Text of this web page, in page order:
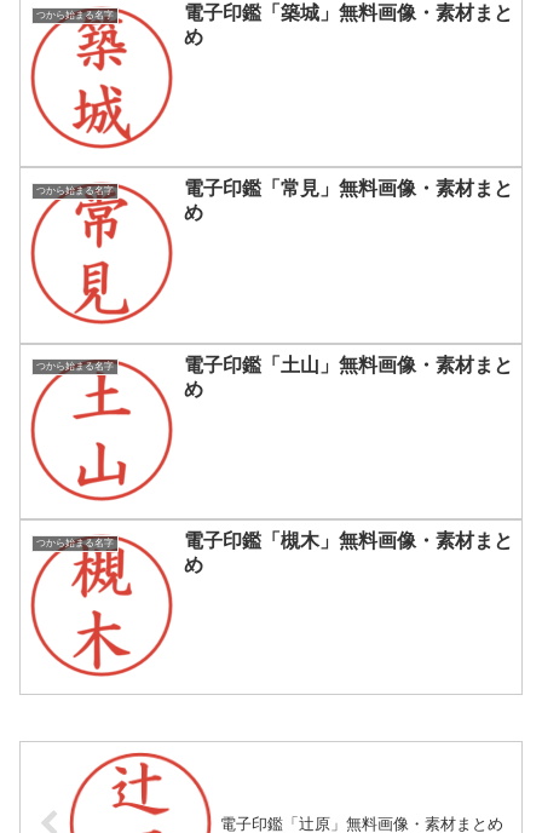
つから始まる名字
電子印鑑「築城」無料画像・素材まと
め
つから始まる名字
電子印鑑「常見」無料画像・素材まと
め
つから始まる名字
電子印鑑「土山」無料画像・素材まと
め
つから始まる名字
電子印鑑「槻木」無料画像・素材まと
め
電子印鑑「辻原」無料画像・素材まとめ